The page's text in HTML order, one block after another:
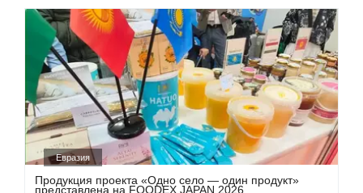
Евразия
Продукция проекта «Одно село — один продукт»
представлена на FOODEX JAPAN 2026